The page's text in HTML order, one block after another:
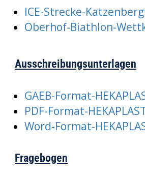
ICE-Strecke-
Oberhof-Biathlon-
Ausschreibungsunterlagen
GAEB-Format-
PDF-Format-
Word-Format-
Fragebogen